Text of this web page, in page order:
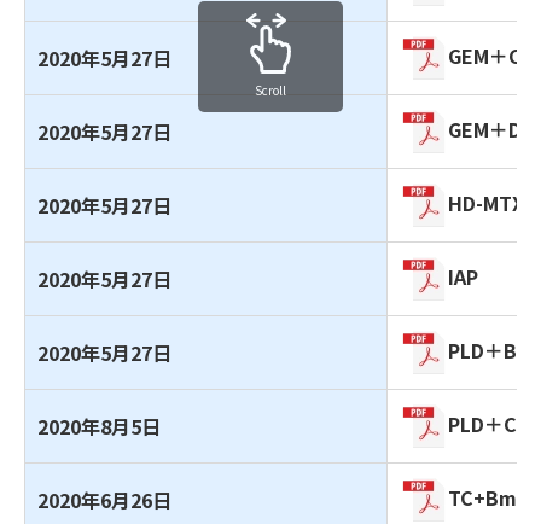
2020年5月27日 GEM＋
2020年5月27日 GEM＋
2020年5月27日 HD-MTX-
2020年5月27日 IAP
2020年5月27日 PLD＋
2020年8月5日 PLD＋
2020年6月26日 TC+Bmab
Scroll